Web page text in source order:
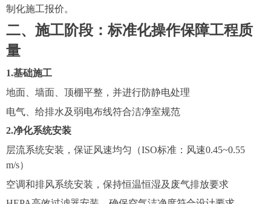
制化施工报价。
二、施工阶段：标准化操作保障工程质
量
1.基础施工
地面、墙面、顶棚平整，并进行防静电处理
电气、给排水及弱电布线符合洁净室规范
2.净化系统安装
层流系统安装，保证风速均匀（ISO标准：风速0.45~0.55
m/s）
空调和排风系统安装，保持恒温恒湿及废气排放要求